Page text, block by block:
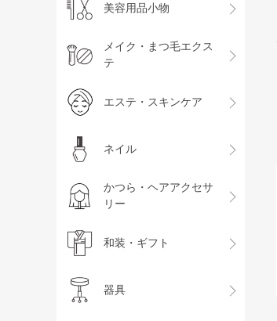
美容用品小物
メイク・まつ毛エクス
テ
エステ・スキンケア
ネイル
かつら・ヘアアクセサ
リー
和装・ギフト
器具